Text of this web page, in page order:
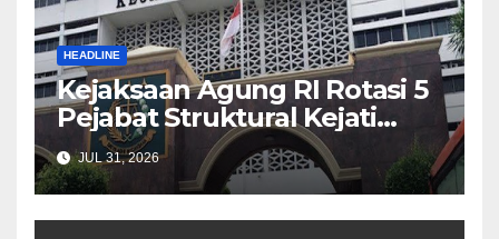
HEADLINE
Kejaksaan Agung RI Rotasi 5
Pejabat Struktural Kejati
Kalsel dan 4 Kejari di
Wilayahnya
JUL 31, 2026